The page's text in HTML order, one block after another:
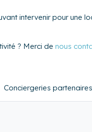
intervenir pour une
? Merci de nous
Conciergeries